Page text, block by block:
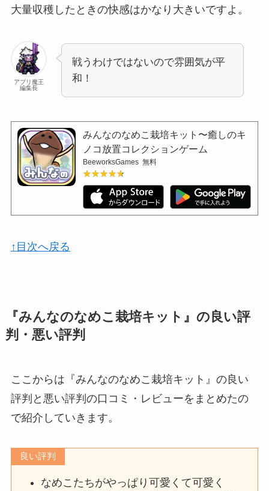
大量収穫したときの快感はかなり大きいですよ。
アプリ魔王
編集長
戦うわけではないので雰囲気が平
和！
みんなのなめこ栽培キット〜癒しのキ
ノコ放置コレクションゲーム
BeeworksGames 無料
★★★★★
★★★★★
↑目次へ戻る
『みんなのなめこ栽培キット』の良い評
判・悪い評判
ここからは『みんなのなめこ栽培キット』の良い
評判と悪い評判の口コミ・レビューをまとめたの
で紹介していきます。
良い評判
なめこたちがやっぱり可愛くて可愛く